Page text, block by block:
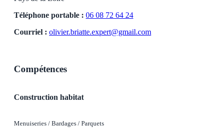
Téléphone portable : 06 08 72 64 24
Courriel : olivier.briatte.expert@gmail.com
Compétences
Construction habitat
Menuiseries / Bardages / Parquets